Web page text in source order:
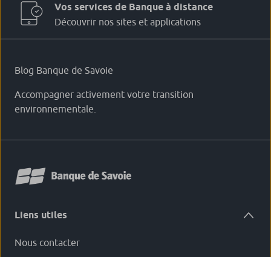
Vos services de Banque à distance
Découvrir nos sites et applications
Blog Banque de Savoie
Accompagner activement votre transition
environnementale.
Liens utiles
Nous contacter